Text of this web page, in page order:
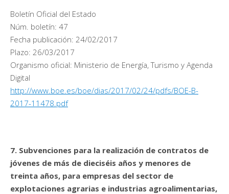
Boletín Oficial del Estado
Núm. boletín: 47
Fecha publicación: 24/02/2017
Plazo: 26/03/2017
Organismo oficial: Ministerio de Energía, Turismo y Agenda
Digital
http://www.boe.es/boe/dias/2017/02/24/pdfs/BOE-B-
2017-11478.pdf
7. Subvenciones para la realización de contratos de
jóvenes de más de dieciséis años y menores de
treinta años, para empresas del sector de
explotaciones agrarias e industrias agroalimentarias,